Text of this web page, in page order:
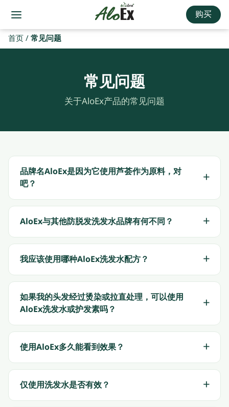
购买
首页/常见问题
常见问题
关于AloEx产品的常见问题
品牌名AloEx是因为它使用芦荟作为原料，对
吧？
AloEx与其他防脱发洗发水品牌有何不同？
我应该使用哪种AloEx洗发水配方？
如果我的头发经过烫染或拉直处理，可以使用
AloEx洗发水或护发素吗？
使用AloEx多久能看到效果？
仅使用洗发水是否有效？